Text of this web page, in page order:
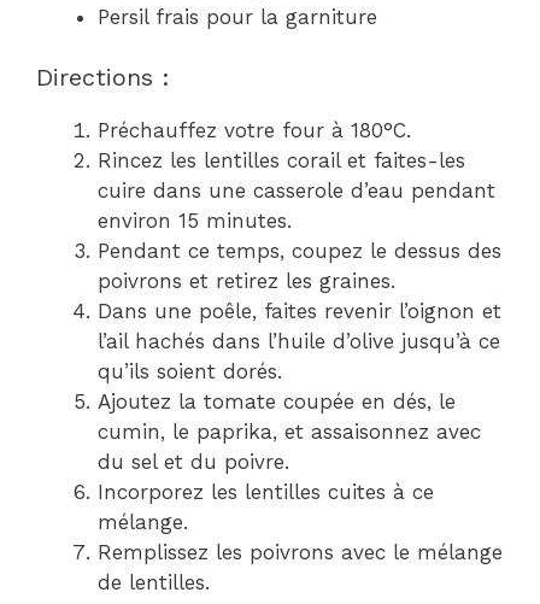
Persil frais pour la garniture
Directions :
Préchauffez votre four à 180°C.
Rincez les lentilles corail et faites-les
cuire dans une casserole d’eau pendant
environ 15 minutes.
Pendant ce temps, coupez le dessus des
poivrons et retirez les graines.
Dans une poêle, faites revenir l’oignon et
l’ail hachés dans l’huile d’olive jusqu’à ce
qu’ils soient dorés.
Ajoutez la tomate coupée en dés, le
cumin, le paprika, et assaisonnez avec
du sel et du poivre.
Incorporez les lentilles cuites à ce
mélange.
Remplissez les poivrons avec le mélange
de lentilles.